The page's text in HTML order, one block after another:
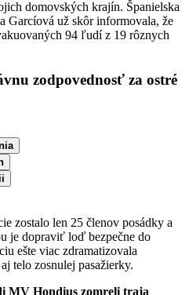
domovských krajín. Španielska
Garcíová už skôr informovala, že
94 ľudí z 19 rôznych
zodpovednosť za ostré
zostalo len 25 členov posádky a
je dopraviť loď bezpečne do
ešte viac zdramatizovala
telo zosnulej pasažierky.
MV Hondius zomreli traja